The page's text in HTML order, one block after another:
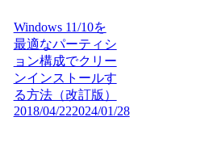
Windows 11/10を
最適なパーティシ
ョン構成でクリー
ンインストールす
る方法（改訂版）
2018/04/222024/01/28